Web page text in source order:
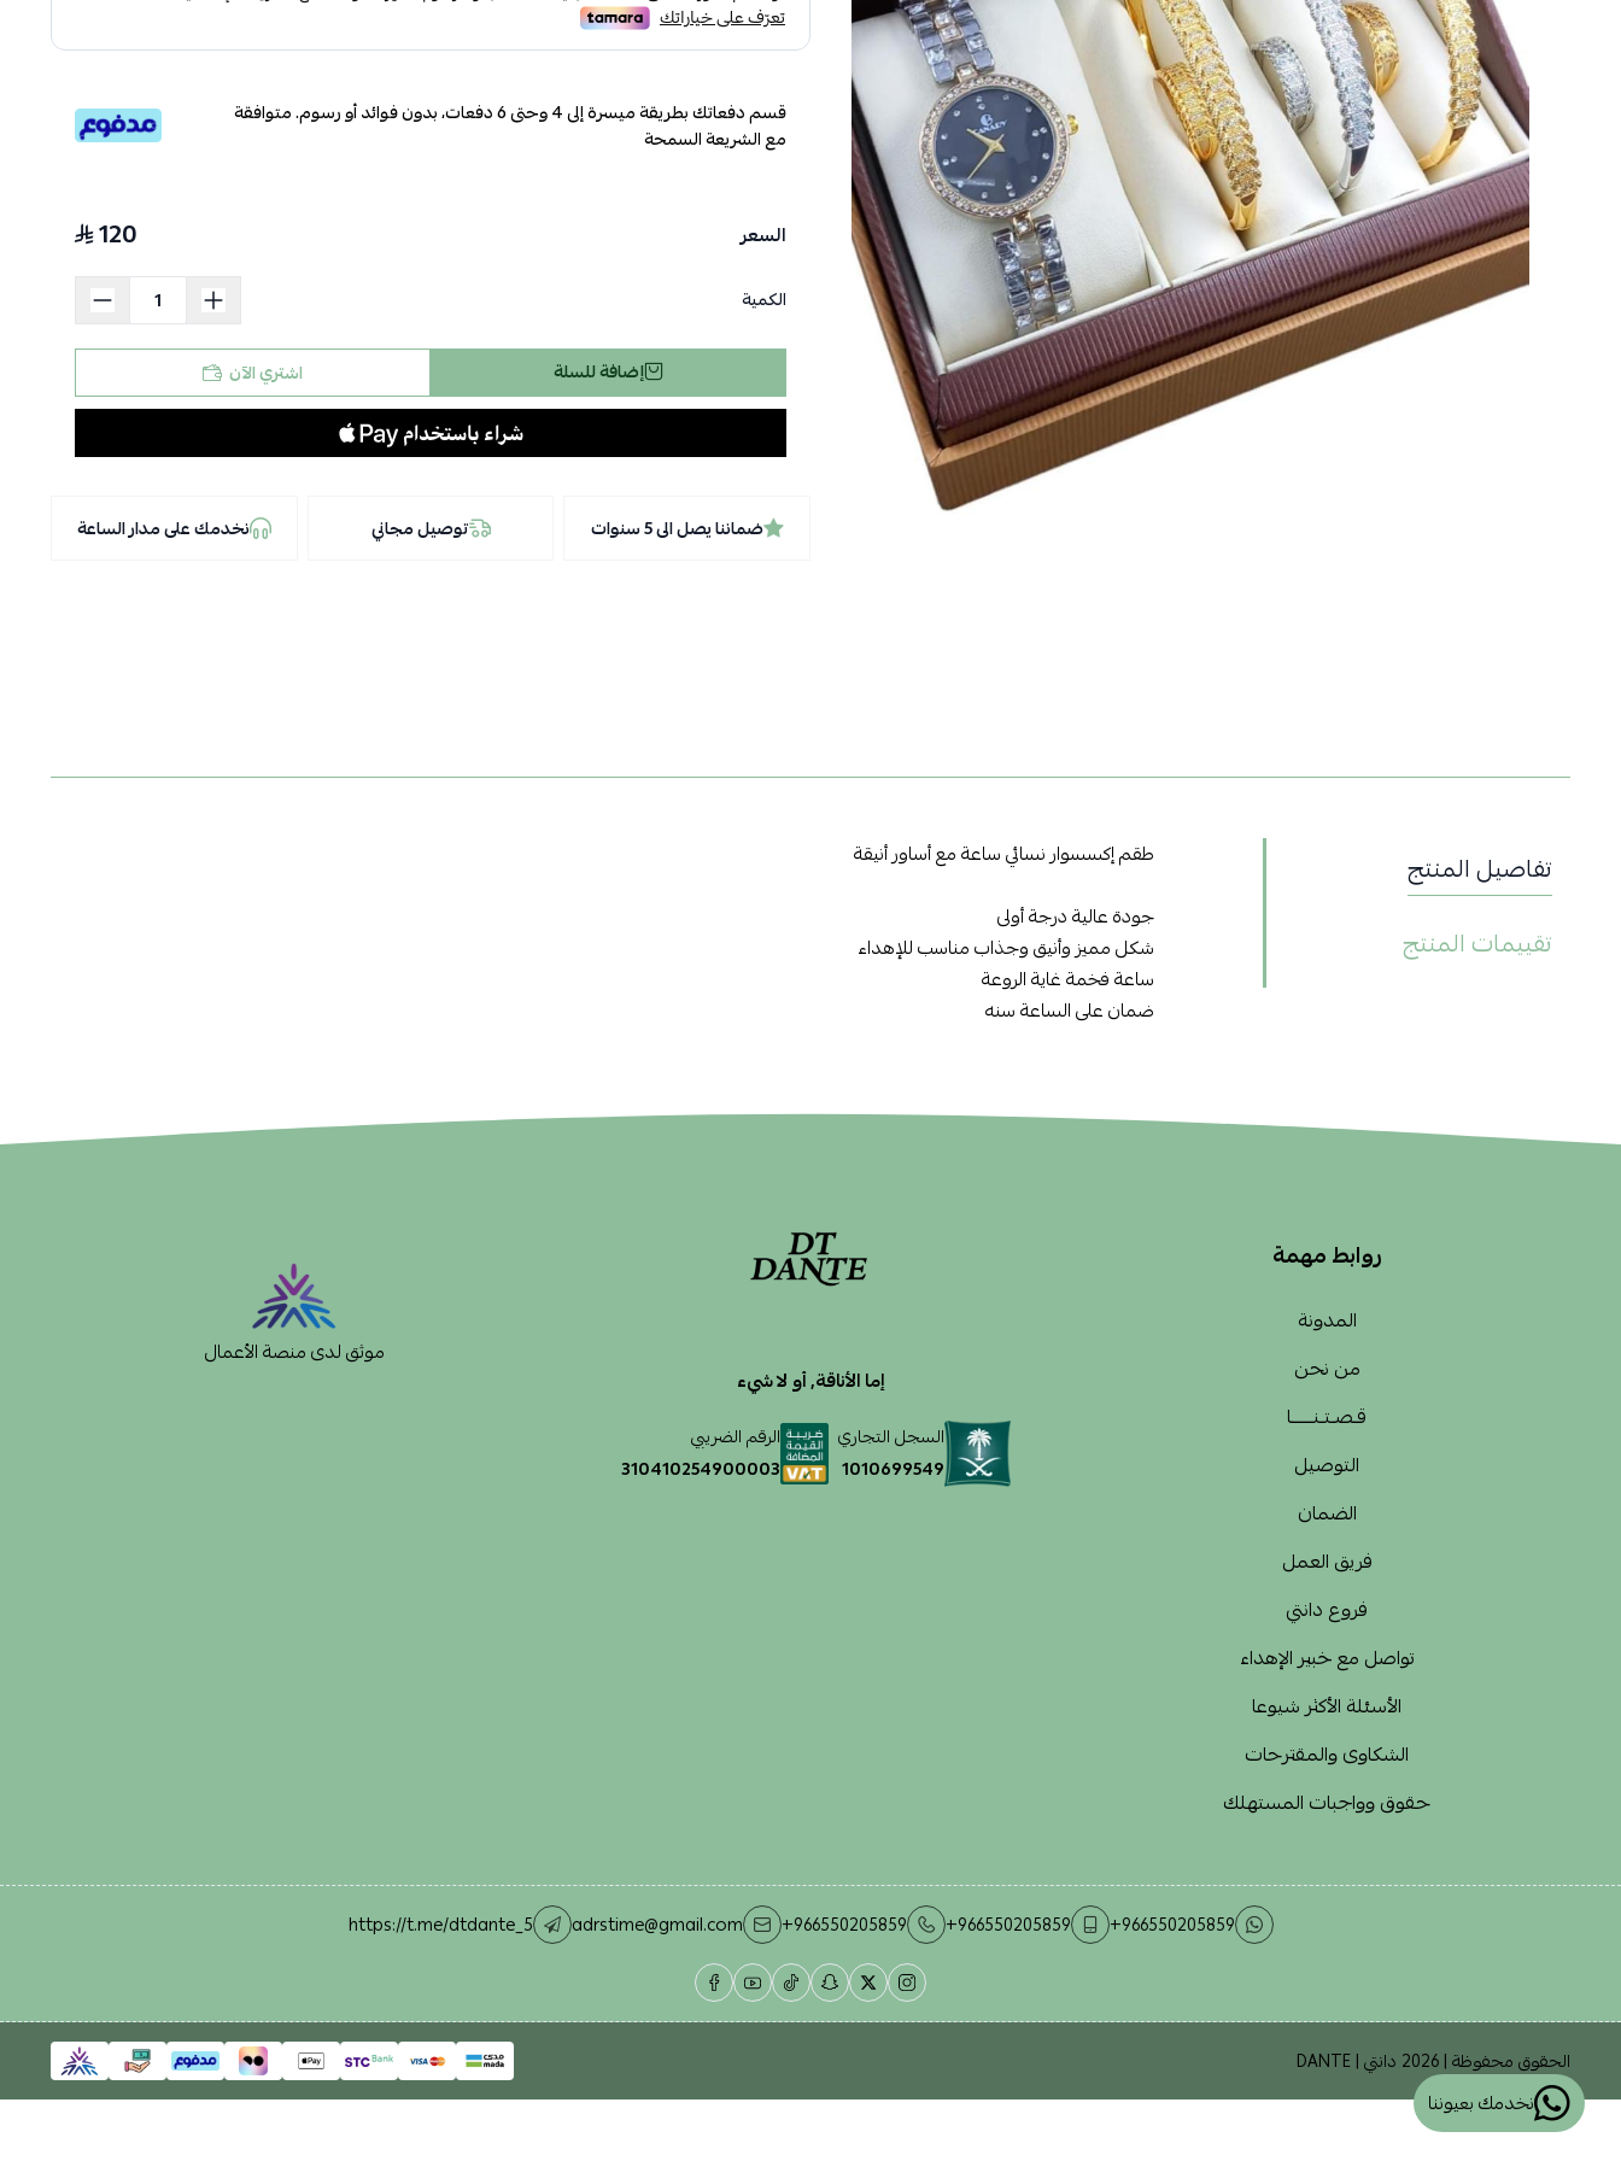
قسم دفعاتك بطريقة ميسرة إلى 4 وحتى 6 دفعات، بدون فوائد أو رسوم. متوافقة
مع الشريعة السمحة
السعر 120
الكمية
إضافة للسلة اشتري الآن
ضماننا يصل الى 5 سنوات توصيل مجاني نخدمك على مدار الساعة
تفاصيل المنتج
تقييمات المنتج
طقم إكسسوار نسائي ساعة مع أساور أنيقة
جودة عالية درجة أولى
شكل مميز وأنيق وجذاب مناسب للإهداء
ساعة فخمة غاية الروعة
ضمان على الساعة سنه
روابط مهمة
المدونة
من نحن
قـصـتـنــــــا
التوصيل
الضمان
فريق العمل
فروع دانتي
تواصل مع خبير الإهداء
الأسئلة الأكثر شيوعا
الشكاوى والمقترحات
حقوق وواجبات المستهلك
إما الأناقة, أو لا شيء
السجل التجاري
1010699549
الرقم الضريبي
310410254900003
موثق لدى منصة الأعمال
+966550205859
+966550205859
+966550205859
adrstime@gmail.com
https://t.me/dtdante_5
الحقوق محفوظة | 2026 دانتي | DANTE
نخدمك بعيوننا